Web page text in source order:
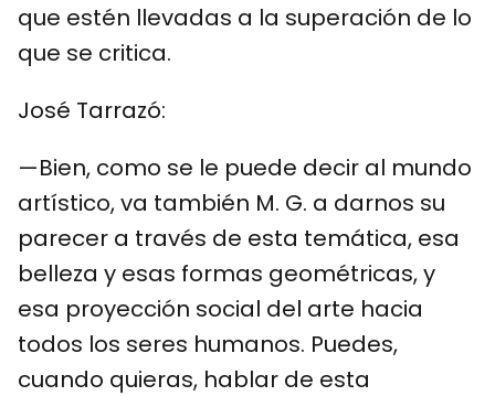
que estén llevadas a la superación de lo
que se critica.
José Tarrazó:
—Bien, como se le puede decir al mundo
artístico, va también M. G. a darnos su
parecer a través de esta temática, esa
belleza y esas formas geométricas, y
esa proyección social del arte hacia
todos los seres humanos. Puedes,
cuando quieras, hablar de esta